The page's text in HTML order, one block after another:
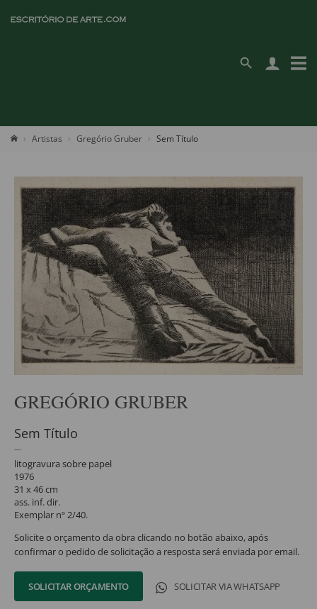
Artistas Gregório Gruber Sem Título
GREGÓRIO GRUBER
Sem Título
litogravura sobre papel
1976
31 x 46 cm
ass. inf. dir.
Exemplar nº 2/40.
Solicite o orçamento da obra clicando no botão abaixo, após
confirmar o pedido de solicitação a resposta será enviada por email.
SOLICITAR ORÇAMENTO SOLICITAR VIA WHATSAPP